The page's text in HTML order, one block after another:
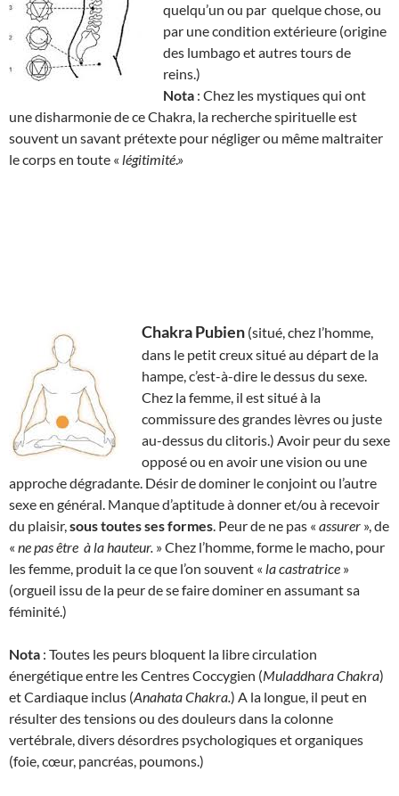
quelqu’un ou par quelque chose, ou
par une condition extérieure (origine
des lumbago et autres tours de
reins.)
Nota : Chez les mystiques qui ont
une disharmonie de ce Chakra, la recherche spirituelle est
souvent un savant prétexte pour négliger ou même maltraiter
le corps en toute « légitimité.»
Chakra Pubien (situé, chez l’homme,
dans le petit creux situé au départ de la
hampe, c’est-à-dire le dessus du sexe.
Chez la femme, il est situé à la
commissure des grandes lèvres ou juste
au-dessus du clitoris.) Avoir peur du sexe
opposé ou en avoir une vision ou une
approche dégradante. Désir de dominer le conjoint ou l’autre
sexe en général. Manque d’aptitude à donner et/ou à recevoir
du plaisir,sous toutes ses formes. Peur de ne pas « assurer », de
« ne pas être à la hauteur. » Chez l’homme, forme le macho, pour
les femme, produit la ce que l’on souvent « lacastratrice »
(orgueil issu de la peur de se faire dominer en assumant sa
féminité.)
Nota : Toutes les peurs bloquent la libre circulation
énergétique entre les Centres Coccygien (Muladdhara Chakra)
et Cardiaque inclus (Anahata Chakra.) A la longue, il peut en
résulter des tensions ou des douleurs dans la colonne
vertébrale, divers désordres psychologiques et organiques
(foie, cœur, pancréas, poumons.)